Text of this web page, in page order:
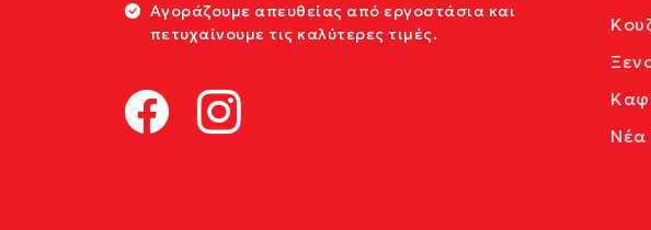
Αγοράζουμε απευθείας από εργοστάσια και
πετυχαίνουμε τις καλύτερες τιμές.
Νέα